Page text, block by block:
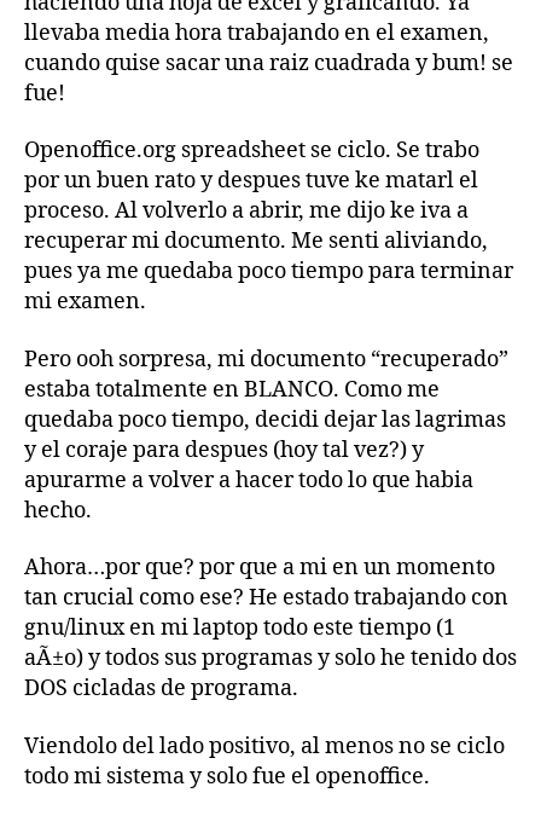
llevaba media hora trabajando en el examen,
cuando quise sacar una raiz cuadrada y bum! se
fue!
Openoffice.org spreadsheet se ciclo. Se trabo
por un buen rato y despues tuve ke matarl el
proceso. Al volverlo a abrir, me dijo ke iva a
recuperar mi documento. Me senti aliviando,
pues ya me quedaba poco tiempo para terminar
mi examen.
Pero ooh sorpresa, mi documento “recuperado”
estaba totalmente en BLANCO. Como me
quedaba poco tiempo, decidi dejar las lagrimas
y el coraje para despues (hoy tal vez?) y
apurarme a volver a hacer todo lo que habia
hecho.
Ahora…por que? por que a mi en un momento
tan crucial como ese? He estado trabajando con
gnu/linux en mi laptop todo este tiempo (1
aÃ±o) y todos sus programas y solo he tenido dos
DOS cicladas de programa.
Viendolo del lado positivo, al menos no se ciclo
todo mi sistema y solo fue el openoffice.